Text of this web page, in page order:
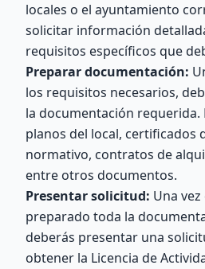
locales o el ayuntamiento
solicitar información
requisitos específicos que
Preparar documentación:
los requisitos necesarios,
la documentación requerida.
planos del local, certificados
normativo, contratos de
entre otros documentos.
Presentar solicitud: Una
preparado toda la
deberás presentar una
obtener la Licencia de